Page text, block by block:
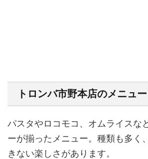
トロンバ市野本店のメニュー
パスタやロコモコ、オムライスな
ーが揃ったメニュー。種類も多く
きない楽しさがあります。